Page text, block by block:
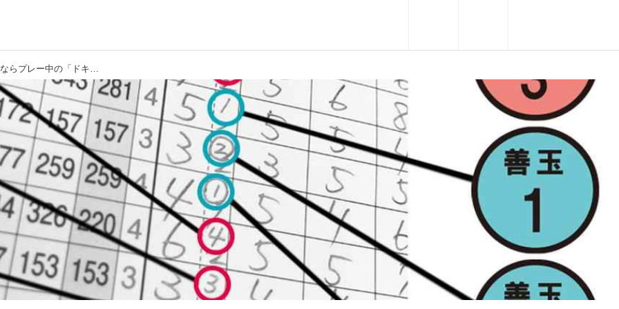
【セルフマネジメント】90を切りたいならプレー中の「ドキドキ」を指数化しよう!（後編）アマチュアのある日のゴルフを記録してみた